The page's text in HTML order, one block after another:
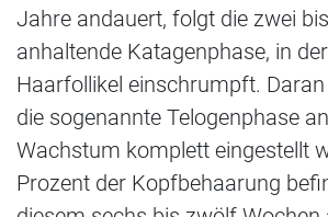
Jahre andauert, folgt die zwei
anhaltende Katagenphase, in
Haarfollikel einschrumpft.
die sogenannte Telogenphase
Wachstum komplett eingestellt
Prozent der Kopfbehaarung